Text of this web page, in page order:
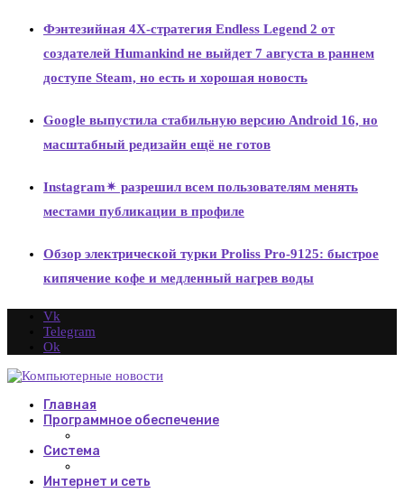
Фэнтезийная 4X-стратегия Endless Legend 2 от
создателей Humankind не выйдет 7 августа в раннем
доступе Steam, но есть и хорошая новость
Google выпустила стабильную версию Android 16, но
масштабный редизайн ещё не готов
Instagram✴ разрешил всем пользователям менять
местами публикации в профиле
Обзор электрической турки Proliss Pro-9125: быстрое
кипячение кофе и медленный нагрев воды
Vk
Telegram
Ok
Главная
Программное обеспечение
Система
Интернет и сеть